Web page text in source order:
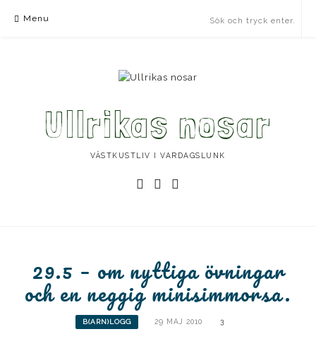
Menu
Ullrikas nosar
VÄSTKUSTLIV I VARDAGSLUNK
Instagram
Facebook
29.5 – om nyttiga övningar
och en neggig minisimmorsa.
B(ARN)LOGG 29 MAJ 2010 3